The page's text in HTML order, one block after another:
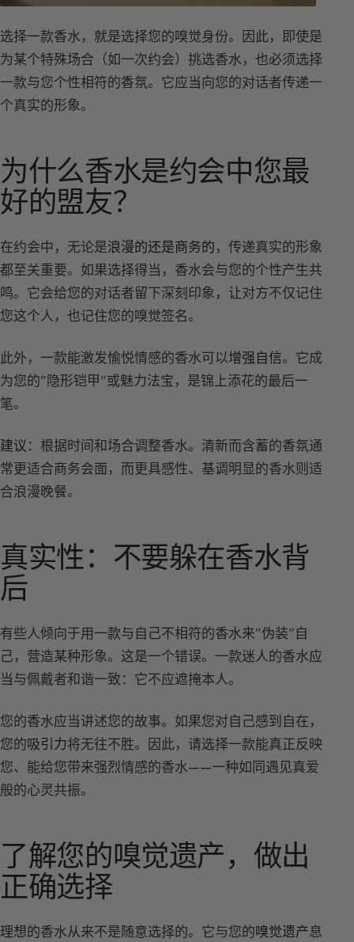
选择一款香水，就是选择您的嗅觉身份。因此，即使是
为某个特殊场合（如一次约会）挑选香水，也必须选择
一款与您个性相符的香氛。它应当向您的对话者传递一
个真实的形象。
为什么香水是约会中您最
好的盟友？
在约会中，无论是浪漫的还是商务的，传递真实的形象
都至关重要。如果选择得当，香水会与您的个性产生共
鸣。它会给您的对话者留下深刻印象，让对方不仅记住
您这个人，也记住您的嗅觉签名。
此外，一款能激发愉悦情感的香水可以增强自信。它成
为您的”隐形铠甲”或魅力法宝，是锦上添花的最后一
笔。
建议： 根据时间和场合调整香水。清新而含蓄的香氛通
常更适合商务会面，而更具感性、基调明显的香水则适
合浪漫晚餐。
真实性：不要躲在香水背
后
有些人倾向于用一款与自己不相符的香水来”伪装”自
己，营造某种形象。这是一个错误。一款迷人的香水应
当与佩戴者和谐一致：它不应遮掩本人。
您的香水应当讲述您的故事。如果您对自己感到自在，
您的吸引力将无往不胜。因此，请选择一款能真正反映
您、能给您带来强烈情感的香水——一种如同遇见真爱
般的心灵共振。
了解您的嗅觉遗产，做出
正确选择
理想的香水从来不是随意选择的。它与您的嗅觉遗产息